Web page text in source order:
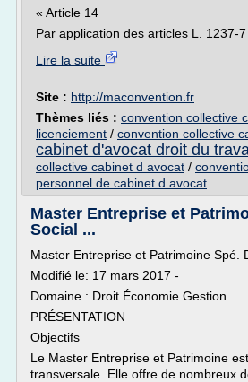
« Article 14
Par application des articles L. 1237-7
Lire la suite
Site : http://maconvention.fr
Thèmes liés : convention collective
licenciement / convention collective
cabinet d'avocat droit du
collective cabinet d avocat /
personnel de cabinet d avocat
Master Entreprise et
Social ...
Master Entreprise et Patrimoine Spé.
Modifié le: 17 mars 2017 -
Domaine : Droit Économie Gestion
PRÉSENTATION
Objectifs
Le Master Entreprise et Patrimoine
transversale. Elle offre de nombreux